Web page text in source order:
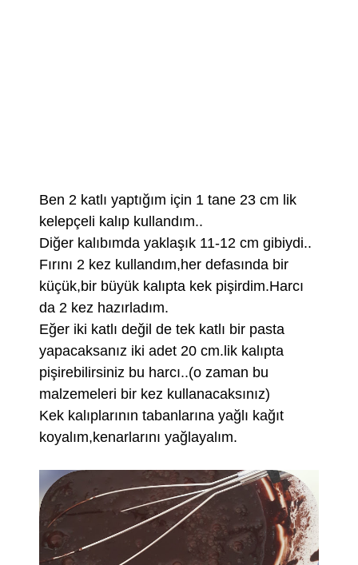
Ben 2 katlı yaptığım için 1 tane 23 cm lik
kelepçeli kalıp kullandım..
Diğer kalıbımda yaklaşık 11-12 cm gibiydi..
Fırını 2 kez kullandım,her defasında bir
küçük,bir büyük kalıpta kek pişirdim.Harcı
da 2 kez hazırladım.
Eğer iki katlı değil de tek katlı bir pasta
yapacaksanız iki adet 20 cm.lik kalıpta
pişirebilirsiniz bu harcı..(o zaman bu
malzemeleri bir kez kullanacaksınız)
Kek kalıplarının tabanlarına yağlı kağıt
koyalım,kenarlarını yağlayalım.